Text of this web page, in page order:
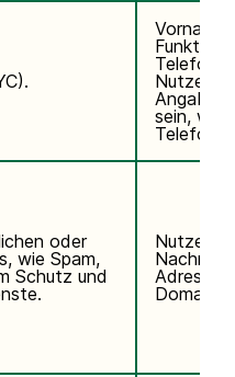
Angaben
sein,
oder
wie Spam,
Schutz und
Adresse,
Domain